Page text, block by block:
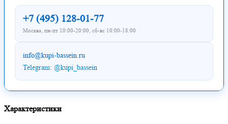
+7 (495) 128-01-77
Москва, пн-пт 10:00-20:00, сб-вс 10:00-18:00
info@kupi-bassein.ru
Telegram: @kupi_bassein
Характеристики